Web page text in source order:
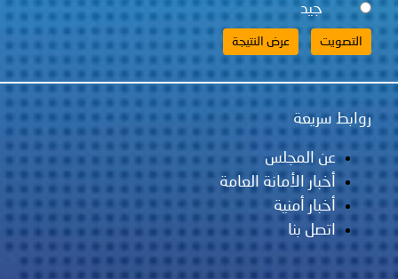
جيد
روابط سريعة
عن المجلس
أخبار الأمانة العامة
أخبار أمنية
اتصل بنا